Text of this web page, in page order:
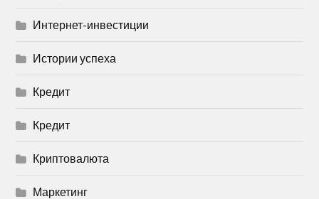
Интернет-инвестиции
Истории успеха
Кредит
Кредит
Криптовалюта
Маркетинг